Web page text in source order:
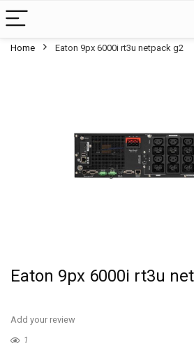
Home Eaton 9px 6000i rt3u netpack g2
Eaton 9px 6000i rt3u
Add your review
1